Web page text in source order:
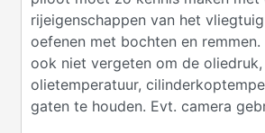
rijeigenschappen van het
oefenen met bochten en
ook niet vergeten om de oliedruk,
olietemperatuur,
gaten te houden. Evt. camera